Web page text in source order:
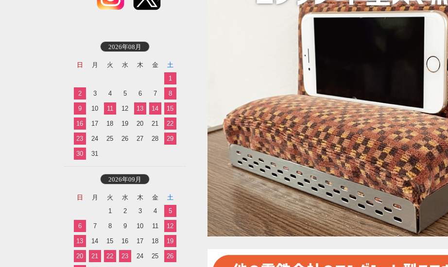
2026年08月
日 月 火 水 木 金
土
1
2 3 4 5 6 7 8
9 10 11 12 13 14 15
16 17 18 19 20 21 22
23 24 25 26 27 28 29
30 31
2026年09月
日 月 火 水 木 金
土
1
2 3 4 5
6 7 8 9 10 11 12
13 14 15 16 17 18 19
20 21 22 23 24 25 26